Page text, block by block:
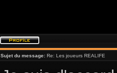
Sujet du message: Re: Les joueurs REALIFE